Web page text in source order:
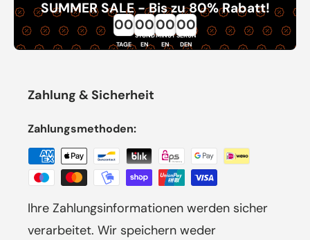
SUMMER SALE - Bis zu 80% Rabatt!
00
TAGE
00
STUND
EN
00
MINUT
EN
00
SEKUN
DEN
Zahlung & Sicherheit
Zahlungsmethoden:
Ihre Zahlungsinformationen werden sicher
verarbeitet. Wir speichern weder